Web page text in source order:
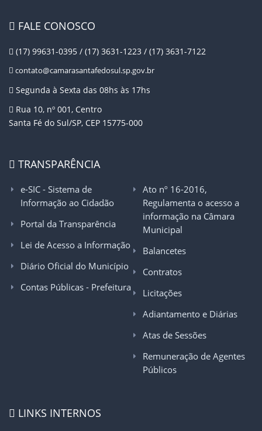
FALE CONOSCO
(17) 99631-0395 / (17) 3631-1223 / (17) 3631-7122
contato@camarasantafedosul.sp.gov.br
Segunda à Sexta das 08hs às 17hs
Rua 10, nº 001, Centro
Santa Fé do Sul/SP, CEP 15775-000
TRANSPARÊNCIA
e-SIC - Sistema de
Informação ao Cidadão
Portal da Transparência
Lei de Acesso a Informação
Diário Oficial do Município
Contas Públicas - Prefeitura
Ato nº 16-2016,
Regulamenta o acesso a
informação na Câmara
Municipal
Balancetes
Contratos
Licitações
Adiantamento e Diárias
Atas de Sessões
Remuneração de Agentes
Públicos
LINKS INTERNOS